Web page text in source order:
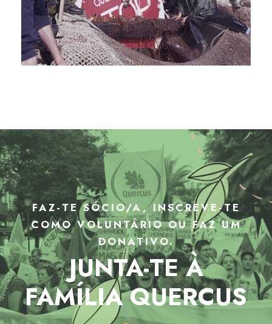
FAZ-TE SÓCIO/A, INSCREVE-TE
COMO VOLUNTÁRIO OU FAZ UM
DONATIVO.
JUNTA-TE À
FAMÍLIA QUERCUS